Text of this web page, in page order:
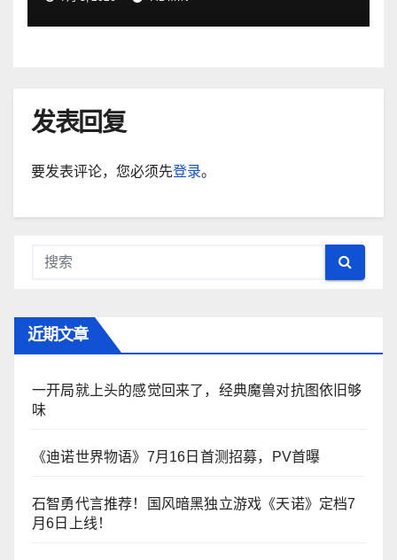
发表回复
要发表评论，您必须先登录。
近期文章
一开局就上头的感觉回来了，经典魔兽对抗图依旧够
味
《迪诺世界物语》7月16日首测招募，PV首曝
石智勇代言推荐！国风暗黑独立游戏《天诺》定档7
月6日上线！